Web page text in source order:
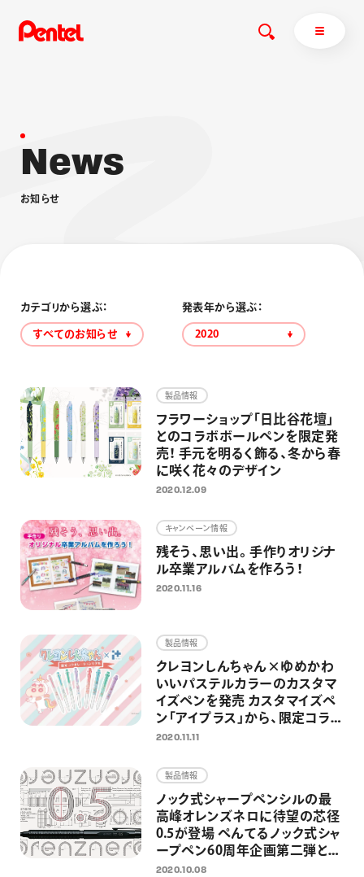
商品を探す
ブラッシュ（筆）
その他
採用情報
運営会社
News
お知 らせ
カテゴリから選ぶ：
すべてのお知らせ
発表年から選ぶ：
2020
製品情報
フラワーショップ「日比谷花壇」
とのコラボボールペンを限定発
売！ 手元を明るく飾る、冬から春
に咲く花々のデザイン
2020.12.09
キャンペーン情報
残そう、思い出。手作りオリジナ
ル卒業アルバムを作ろう！
2020.11.16
製品情報
クレヨンしんちゃん×ゆめかわ
いいパステルカラーのカスタマ
イズペンを発売 カスタマイズペ
ン「アイプラス」から、限定コラ
ボレーションデザイン登場
2020.11.11
製品情報
ノック式シャープペンシルの最
高峰オレンズネロに待望の芯径
0.5が登場 ぺんてるノック式シャ
ープペン60周年企画第二弾とし
て
2020.10.08